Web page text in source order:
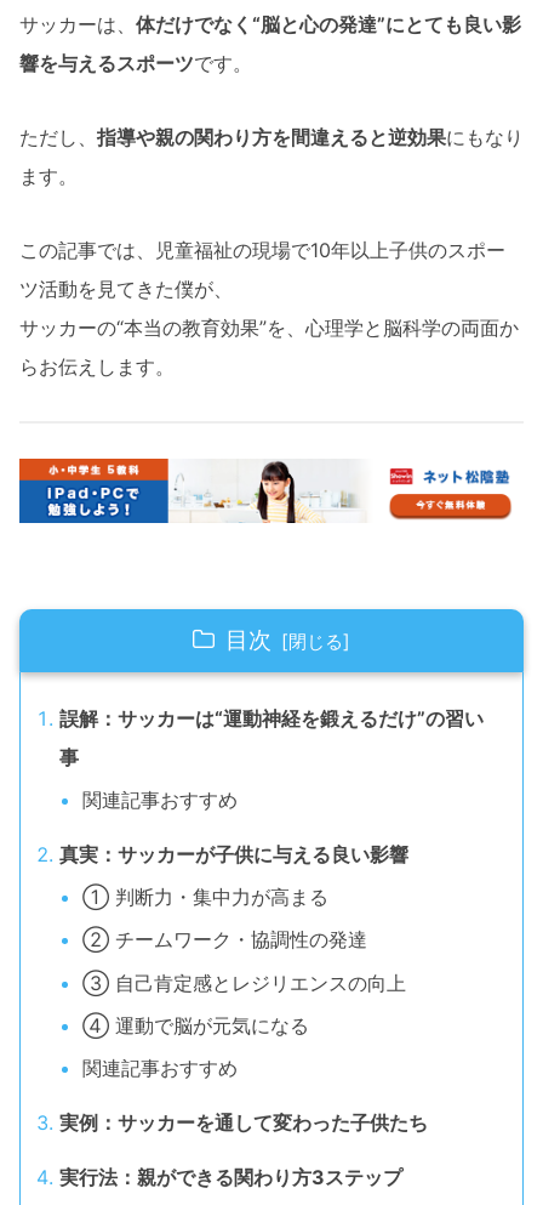
サッカーは、 体だけでなく“脳と心の発達”にとても良い影
響を与えるスポーツです。
ただし、 指導や親の関わり方を間違えると逆効果にもなり
ます。
この記事では、児童福祉の現場で10年以上子供のスポー
ツ活動を見てきた僕が、
サッカーの“本当の教育効果”を、心理学と脳科学の両面か
らお伝えします。
目次
誤解：サッカーは“運動神経を鍛えるだけ”の習い
事
関連記事おすすめ
真実：サッカーが子供に与える良い影響
① 判断力・集中力が高まる
② チームワーク・協調性の発達
③ 自己肯定感とレジリエンスの向上
④ 運動で脳が元気になる
関連記事おすすめ
実例：サッカーを通して変わった子供たち
実行法：親ができる関わり方3ステップ